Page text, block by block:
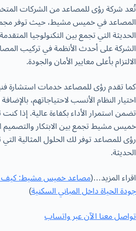
تُعدشركة رؤى للمصاعدمن الشركات
المصاعد في خميس مشيط، حيث توفر
الحديثة التي تجمع بين التكنولوجيا
الشركة على أحدث الأنظمة في تركيب
الالتزام بأعلى معايير الأمان والجودة.
كما تقدم رؤى للمصاعد خدمات استشارة
اختيار النظام الأنسب لاحتياجاتهم،
تضمن استمرار الأداء بكفاءة عالية. إذا
خميس مشيطتجمع بين الابتكار
رؤى للمصاعد توفر لك الحلول المثالية
الحديثة.
اقراء المزيد…(مصاعد خميس مشيط: كيف
جودة الحياة داخل المباني السكنية)
تواصل معنا الآن عبر واتساب